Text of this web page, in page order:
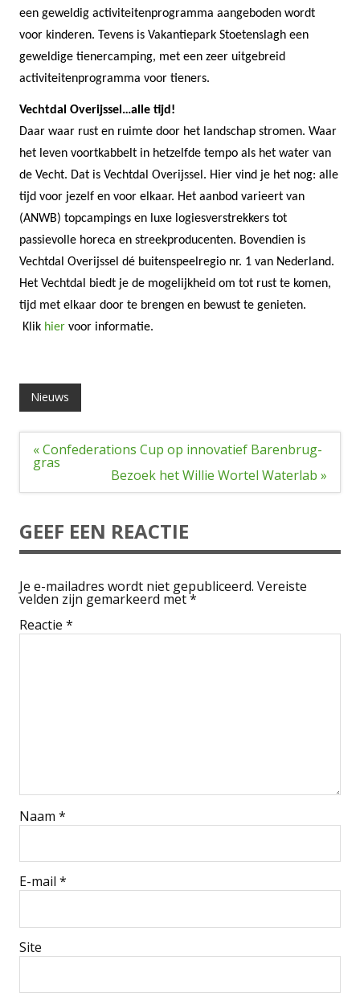
een geweldig activiteitenprogramma aangeboden wordt
voor kinderen. Tevens is Vakantiepark Stoetenslagh een
geweldige tienercamping, met een zeer uitgebreid
activiteitenprogramma voor tieners.
Vechtdal Overijssel…alle tijd!
Daar waar rust en ruimte door het landschap stromen. Waar
het leven voortkabbelt in hetzelfde tempo als het water van
de Vecht. Dat is Vechtdal Overijssel. Hier vind je het nog: alle
tijd voor jezelf en voor elkaar. Het aanbod varieert van
(ANWB) topcampings en luxe logiesverstrekkers tot
passievolle horeca en streekproducenten. Bovendien is
Vechtdal Overijssel dé buitenspeelregio nr. 1 van Nederland.
Het Vechtdal biedt je de mogelijkheid om tot rust te komen,
tijd met elkaar door te brengen en bewust te genieten.
Klik hier voor informatie.
Nieuws
Bericht
navigatie
« Confederations Cup op innovatief Barenbrug-
gras
Bezoek het Willie Wortel Waterlab »
GEEF EEN REACTIE
Je e-mailadres wordt niet gepubliceerd. Vereiste
velden zijn gemarkeerd met*
Reactie *
Naam *
E-mail *
Site